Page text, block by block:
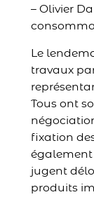
– Olivier
Le
travaux
Tous ont
fixation
également
jugent
produits